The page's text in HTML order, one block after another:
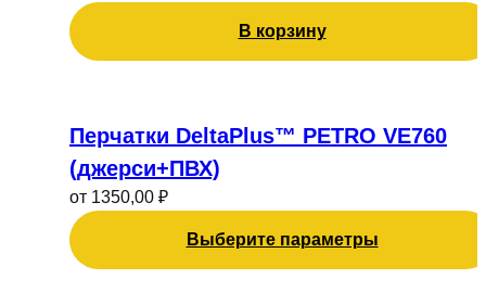
В корзину
Перчатки DeltaPlus™ PETRO VE760
(джерси+ПВХ)
от 1350,00 ₽
Выберите параметры
товар
имеет
несколько
вариаций.
Опции
можно